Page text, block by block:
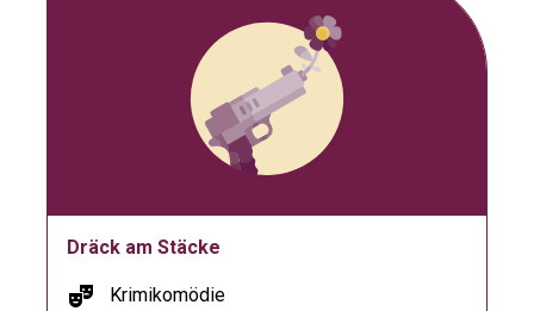
Dräck am Stäcke
theater_comedy Krimikomödie